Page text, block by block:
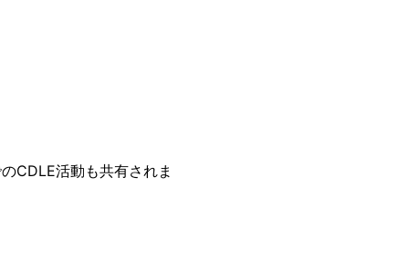
CDLE活動も共有されま